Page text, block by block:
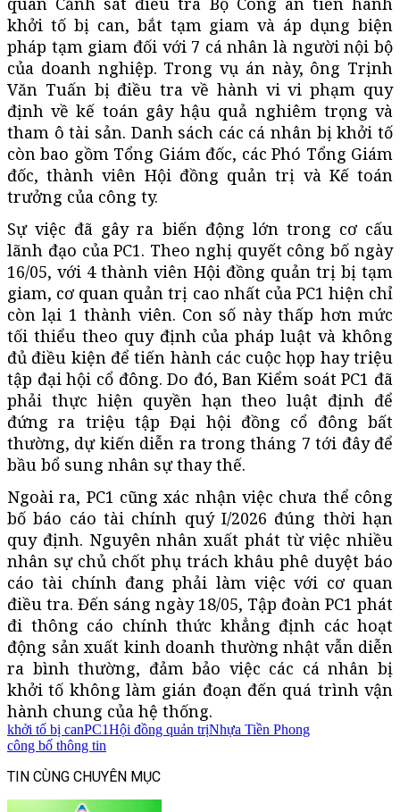
khởi tố bị can, bắt tạm giam và áp dụng biện
pháp tạm giam đối với 7 cá nhân là người nội bộ
của doanh nghiệp. Trong vụ án này, ông Trịnh
Văn Tuấn bị điều tra về hành vi vi phạm quy
định về kế toán gây hậu quả nghiêm trọng và
tham ô tài sản. Danh sách các cá nhân bị khởi tố
còn bao gồm Tổng Giám đốc, các Phó Tổng Giám
đốc, thành viên Hội đồng quản trị và Kế toán
trưởng của công ty.
Sự việc đã gây ra biến động lớn trong cơ cấu
lãnh đạo của PC1. Theo nghị quyết công bố ngày
16/05, với 4 thành viên Hội đồng quản trị bị tạm
giam, cơ quan quản trị cao nhất của PC1 hiện chỉ
còn lại 1 thành viên. Con số này thấp hơn mức
tối thiểu theo quy định của pháp luật và không
đủ điều kiện để tiến hành các cuộc họp hay triệu
tập đại hội cổ đông. Do đó, Ban Kiểm soát PC1 đã
phải thực hiện quyền hạn theo luật định để
đứng ra triệu tập Đại hội đồng cổ đông bất
thường, dự kiến diễn ra trong tháng 7 tới đây để
bầu bổ sung nhân sự thay thế.
Ngoài ra, PC1 cũng xác nhận việc chưa thể công
bố báo cáo tài chính quý I/2026 đúng thời hạn
quy định. Nguyên nhân xuất phát từ việc nhiều
nhân sự chủ chốt phụ trách khâu phê duyệt báo
cáo tài chính đang phải làm việc với cơ quan
điều tra. Đến sáng ngày 18/05, Tập đoàn PC1 phát
đi thông cáo chính thức khẳng định các hoạt
động sản xuất kinh doanh thường nhật vẫn diễn
ra bình thường, đảm bảo việc các cá nhân bị
khởi tố không làm gián đoạn đến quá trình vận
hành chung của hệ thống.
khởi tố bị canPC1Hội đồng quản trịNhựa Tiền Phong
công bố thông tin
TIN CÙNG CHUYÊN MỤC